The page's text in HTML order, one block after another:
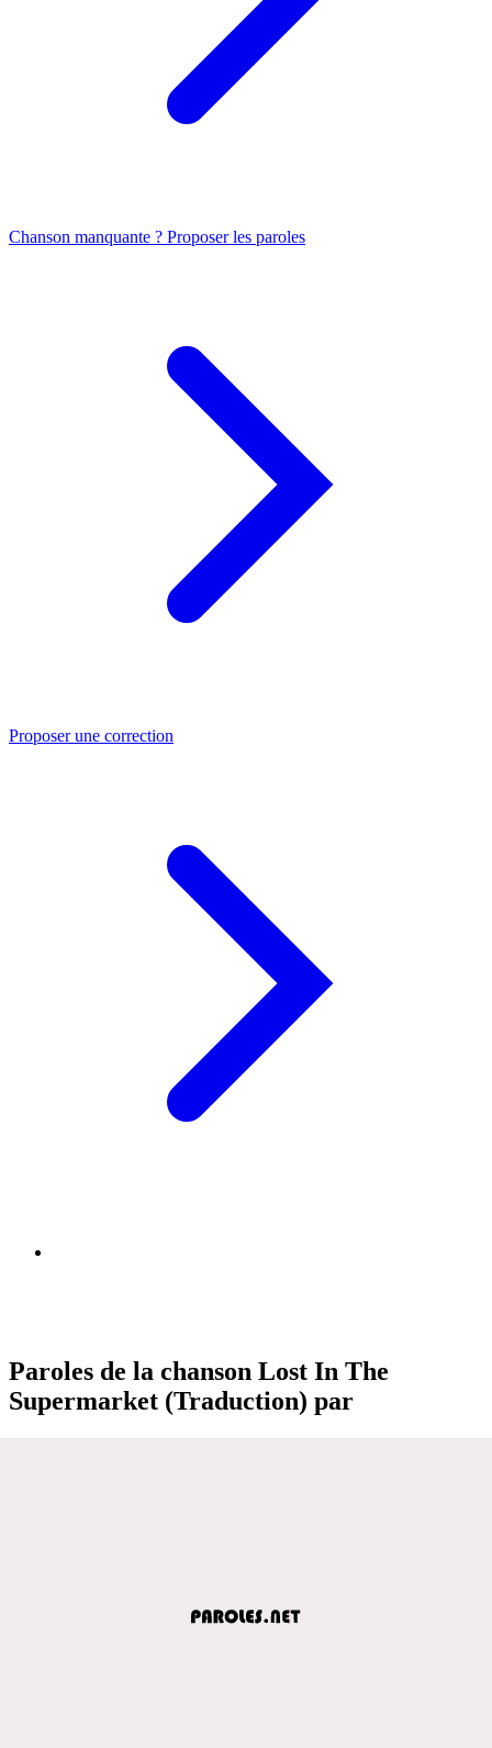
Chanson manquante ? Proposer les paroles
Proposer une correction
Paroles de la chanson Lost In The
Supermarket (Traduction) par